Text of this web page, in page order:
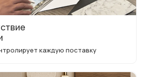
каждую поставку